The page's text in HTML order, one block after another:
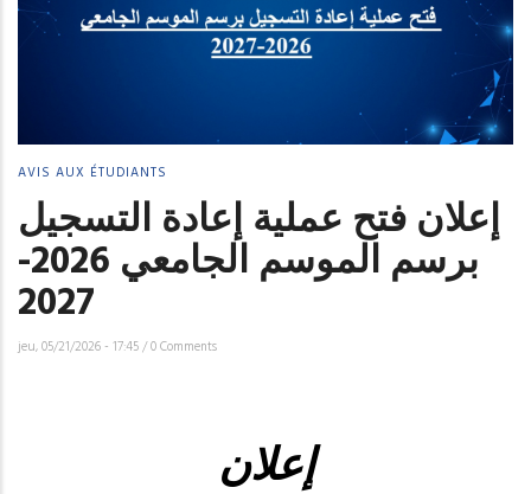
AVIS AUX ÉTUDIANTS
إعلان فتح عملية إعادة التسجيل
برسم الموسم الجامعي 2026-
2027
jeu, 05/21/2026 - 17:45/0 Comments
إعلان